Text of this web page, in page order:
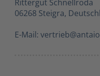
Rittergut Schnellroda
06268 Steigra,
E-Mail: